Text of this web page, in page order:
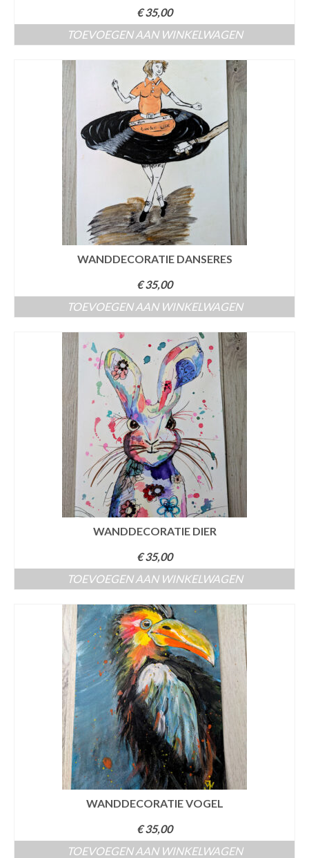
€35,00
TOEVOEGEN AAN WINKELWAGEN
WANDDECORATIE DANSERES
€35,00
TOEVOEGEN AAN WINKELWAGEN
WANDDECORATIE DIER
€35,00
TOEVOEGEN AAN WINKELWAGEN
WANDDECORATIE VOGEL
€35,00
TOEVOEGEN AAN WINKELWAGEN